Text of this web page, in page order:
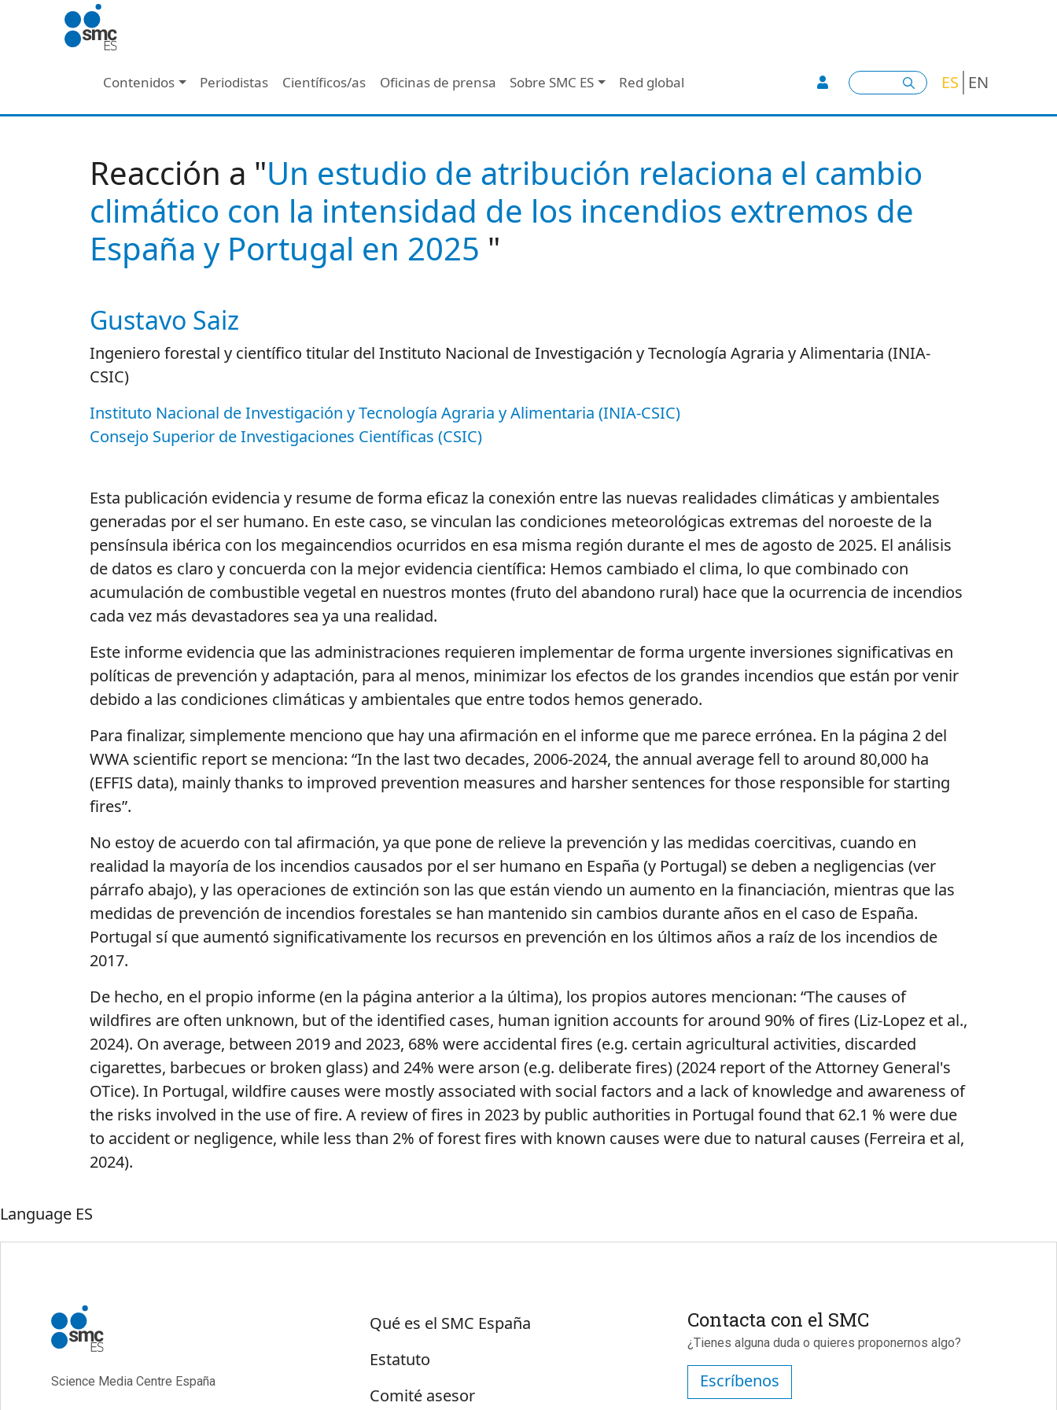
Pasar al contenido principal
Navegación principal - Header
Contenidos Periodistas Científicos/as Oficinas de prensa Sobre SMC ES Red global User account menu
Buscar ES EN
Reacción a "Un estudio de atribución relaciona el cambio
climático con la intensidad de los incendios extremos de
España y Portugal en 2025 "
Autor/es reacciones
Gustavo Saiz
Ingeniero forestal y científico titular del Instituto Nacional de Investigación y Tecnología Agraria y Alimentaria (INIA-
CSIC)
Instituto Nacional de Investigación y Tecnología Agraria y Alimentaria (INIA-CSIC)
Consejo Superior de Investigaciones Científicas (CSIC)
Esta publicación evidencia y resume de forma eficaz la conexión entre las nuevas realidades climáticas y ambientales
generadas por el ser humano. En este caso, se vinculan las condiciones meteorológicas extremas del noroeste de la
pensínsula ibérica con los megaincendios ocurridos en esa misma región durante el mes de agosto de 2025. El análisis
de datos es claro y concuerda con la mejor evidencia científica: Hemos cambiado el clima, lo que combinado con
acumulación de combustible vegetal en nuestros montes (fruto del abandono rural) hace que la ocurrencia de incendios
cada vez más devastadores sea ya una realidad.
Este informe evidencia que las administraciones requieren implementar de forma urgente inversiones significativas en
políticas de prevención y adaptación, para al menos, minimizar los efectos de los grandes incendios que están por venir
debido a las condiciones climáticas y ambientales que entre todos hemos generado.
Para finalizar, simplemente menciono que hay una afirmación en el informe que me parece errónea. En la página 2 del
WWA scientific report se menciona: “In the lasttwo decades, 2006-2024, the annual averagefell to around 80,000 ha
(EFFIS data), mainlythanks to improved prevention measures and harsher sentences forthose responsiblefor starting
fires”.
No estoy de acuerdo con tal afirmación, ya que pone de relieve la prevención y las medidas coercitivas, cuando en
realidad la mayoría de los incendios causados por el ser humano en España (y Portugal) se deben a negligencias (ver
párrafo abajo), y las operaciones de extinción son las que están viendo un aumento en la financiación, mientras que las
medidas de prevención de incendios forestales se han mantenido sin cambios durante años en el caso de España.
Portugal síque aumentó significativamente los recursos en prevención en los últimos años a raíz de los incendios de
2017.
De hecho, en el propio informe(en la página anterior a la última), los propios autores mencionan: “The causes of
wildfires are often unknown, but ofthe identified cases, human ignition accounts for around 90% offires (Liz-Lopez et al.,
2024). On average, between 2019 and 2023, 68% were accidental fires (e.g. certain agricultural activities, discarded
cigarettes, barbecues or broken glass) and 24% were arson (e.g. deliberatefires) (2024 report oftheAttorney General's
OTice). In Portugal, wildfire causes were mostly associated with social factors and a lack of knowledge and awareness of
the risks involved in the use offire. A review offires in 2023 by public authorities in Portugal found that 62.1 % were due
to accident or negligence, while less than 2% offorestfires with known causes were dueto natural causes (Ferreira et al,
2024).
Language ES
Science Media Centre España
Sobre SMC España
Qué es el SMC España
Estatuto
Comité asesor
Contacta con el SMC
¿Tienes alguna duda o quieres proponernos algo?
Escríbenos